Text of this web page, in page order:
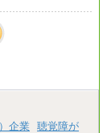
企業
聴覚障が